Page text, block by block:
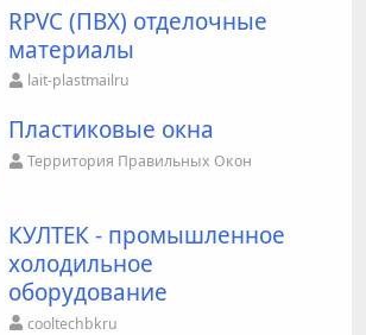
RPVC (ПВХ) отделочные
материалы
lait-plastmailru
Пластиковые окна
Территория Правильных Окон
КУЛТЕК - промышленное
холодильное
оборудование
cooltechbkru